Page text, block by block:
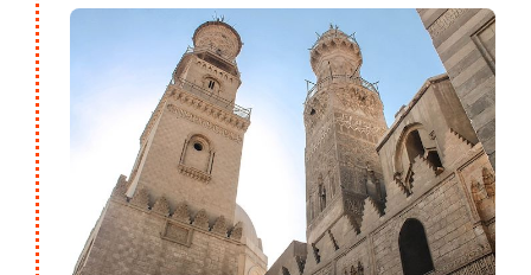
Vous partirez à la rencontre des sites historiques de
la communauté copte, qui représente aujourd’hui 15
des 70 millions d’Egyptiens. Immersion dans le
quartier copte avec la visite des églises Al Moallaqa
(dédiée à la Vierge Marie et ancien siège du
patriarcat copte), Saint-Serge (dédiée aux soldats
martyres, Sergius et Dachus au IVe siècle) ainsi que
celles de Sainte-Barbara et de Bacchus suivies de la
visite de la synagogue de Ben Ezra construite sur un